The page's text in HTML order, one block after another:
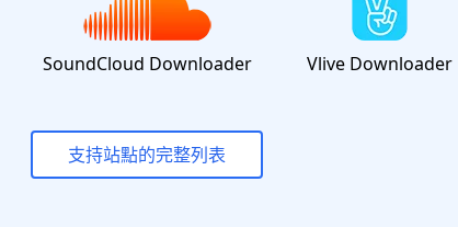
SoundCloud Downloader Vlive Downloader
支持站點的完整列表